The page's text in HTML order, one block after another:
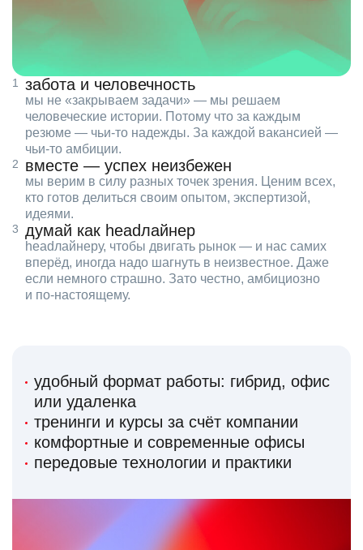
забота и человечность
мы не «закрываем задачи» — мы решаем
человеческие истории. Потому что за каждым
резюме — чьи‑то надежды. За каждой вакансией —
чьи‑то амбиции.
вместе — успех неизбежен
мы верим в силу разных точек зрения. Ценим всех,
кто готов делиться своим опытом, экспертизой,
идеями.
думай как headлайнер
headлайнеру, чтобы двигать рынок — и нас самих
вперёд, иногда надо шагнуть в неизвестное. Даже
если немного страшно. Зато честно, амбициозно
и по‑настоящему.
удобный формат работы: гибрид, офис
или удаленка
тренинги и курсы за счёт компании
комфортные и современные офисы
передовые технологии и практики